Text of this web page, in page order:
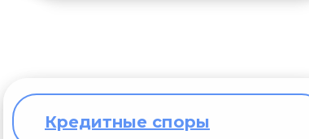
Кредитные споры